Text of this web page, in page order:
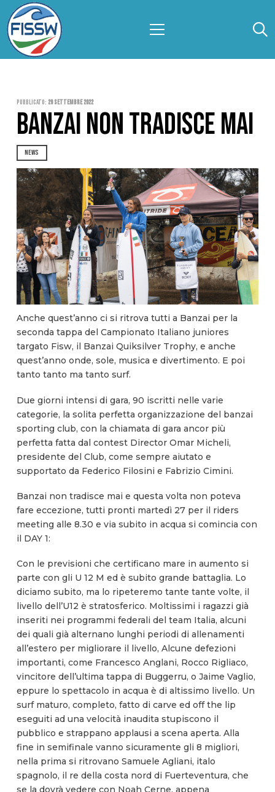
Pubblicato: 29 Settembre 2022
BANZAI NON TRADISCE MAI
NEWS
Anche quest’anno ci si ritrova tutti a Banzai per la
seconda tappa del Campionato Italiano juniores
targato Fisw, il Banzai Quiksilver Trophy, e anche
quest’anno onde, sole, musica e divertimento. E poi
tanto tanto ma tanto surf.
Due giorni intensi di gara, 90 iscritti nelle varie
categorie, la solita perfetta organizzazione del banzai
sporting club, con la chiamata di gara ancor più
perfetta fatta dal contest Director Omar Micheli,
presidente del Club, come sempre aiutato e
supportato da Federico Filosini e Fabrizio Cimini.
Banzai non tradisce mai e questa volta non poteva
fare eccezione, tutti pronti martedì 27 per il riders
meeting alle 8.30 e via subito in acqua si comincia con
il DAY 1:
Con le previsioni che certificano mare in aumento si
parte con gli U 12 M ed è subito grande battaglia. Lo
diciamo subito, ma lo ripeteremo tante tante volte, il
livello dell’U12 è stratosferico. Moltissimi i ragazzi già
inseriti nei programmi federali del team Italia, alcuni
dei quali già alternano lunghi periodi di allenamenti
all’estero per migliorare il livello, Alcune defezioni
importanti, come Francesco Anglani, Rocco Rigliaco,
vincitore dell’ultima tappa di Buggerru, o Jaime Vaglio,
eppure lo spettacolo in acqua è di altissimo livello. Un
surf maturo, completo, fatto di carve ed off the lip
eseguiti ad una velocità inaudita stupiscono il
pubblico e strappano applausi a scena aperta. Alla
fine in semifinale vanno sicuramente gli 8 migliori,
nella prima si ritrovano Samuele Agliani, italo
spagnolo, il re della costa nord di Fuerteventura, che
se la dovrà vedere con Noah Cerne, appena